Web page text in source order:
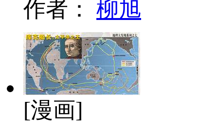
作者： 柳旭
[漫画]